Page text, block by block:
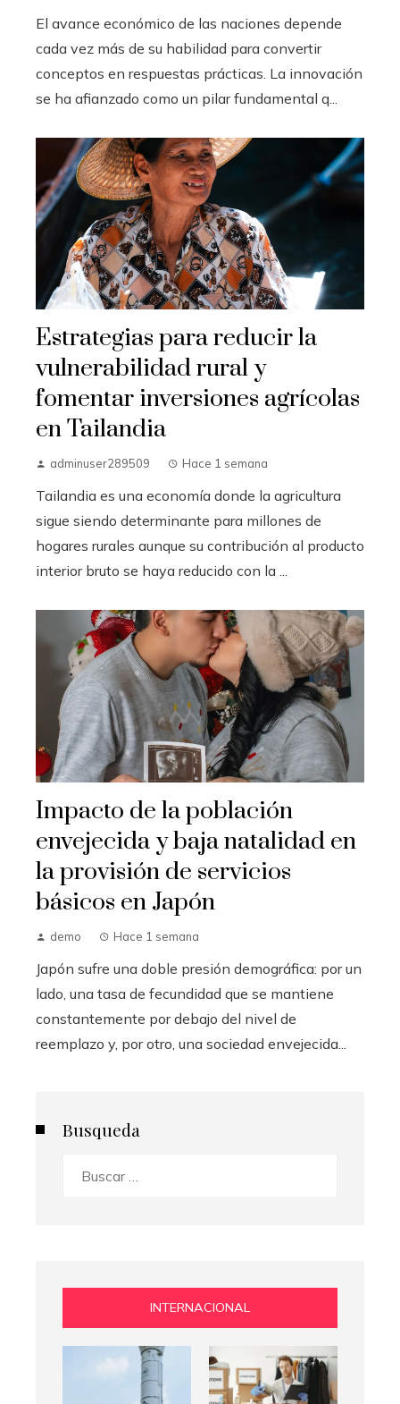
El avance económico de las naciones depende
cada vez más de su habilidad para convertir
conceptos en respuestas prácticas. La innovación
se ha afianzado como un pilar fundamental q...
Estrategias para reducir la
vulnerabilidad rural y
fomentar inversiones agrícolas
en Tailandia
adminuser289509 Hace 1 semana
Tailandia es una economía donde la agricultura
sigue siendo determinante para millones de
hogares rurales aunque su contribución al producto
interior bruto se haya reducido con la ...
Impacto de la población
envejecida y baja natalidad en
la provisión de servicios
básicos en Japón
demo Hace 1 semana
Japón sufre una doble presión demográfica: por un
lado, una tasa de fecundidad que se mantiene
constantemente por debajo del nivel de
reemplazo y, por otro, una sociedad envejecida...
Busqueda
INTERNACIONAL